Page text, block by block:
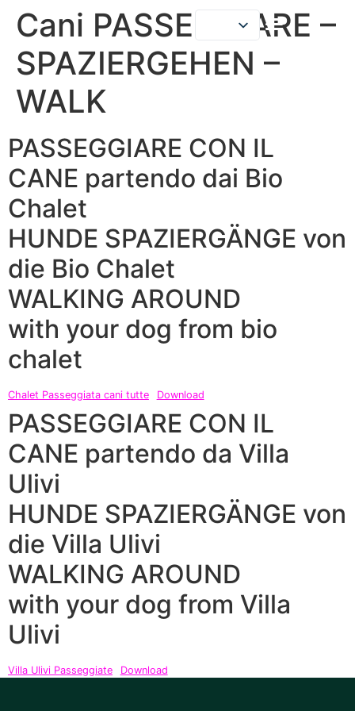
Cani PASSEGGIARE –
SPAZIERGEHEN –
WALK
PASSEGGIARE CON IL
CANE partendo dai Bio
Chalet
HUNDE SPAZIERGÄNGE von
die Bio Chalet
WALKING AROUND
with your dog from bio
chalet
Chalet Passeggiata cani tutte Download
PASSEGGIARE CON IL
CANE partendo da Villa
Ulivi
HUNDE SPAZIERGÄNGE von
die Villa Ulivi
WALKING AROUND
with your dog from Villa
Ulivi
Villa Ulivi Passeggiate Download